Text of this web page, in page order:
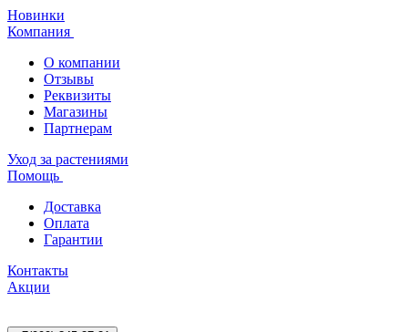
Новинки
Компания
О компании
Отзывы
Реквизиты
Магазины
Партнерам
Уход за растениями
Помощь
Доставка
Оплата
Гарантии
Контакты
Акции